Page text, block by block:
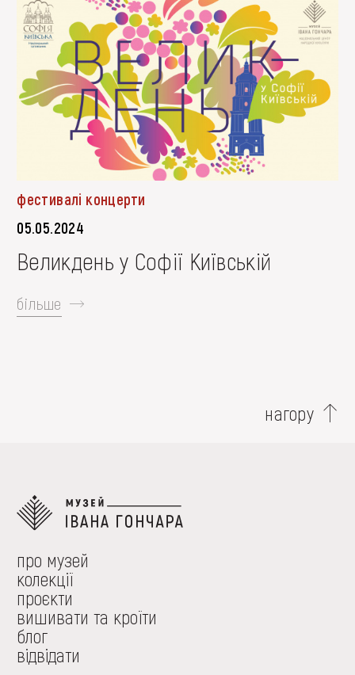
фестивалі концерти
05.05.2024
Великдень у Софії Київській
більше
нагору
про музей
колекції
проєкти
вишивати та кроїти
блог
відвідати